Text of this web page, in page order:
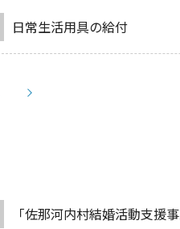
日常生活用具の給付
「佐那河内村結婚活動支援